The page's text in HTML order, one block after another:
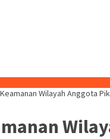
Wilayah Anggota